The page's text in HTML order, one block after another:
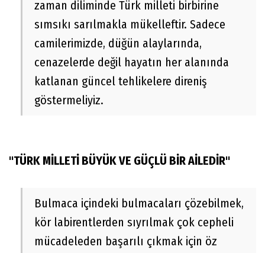
zaman diliminde Türk milleti birbirine
sımsıkı sarılmakla mükelleftir. Sadece
camilerimizde, düğün alaylarında,
cenazelerde değil hayatın her alanında
katlanan güncel tehlikelere direniş
göstermeliyiz.
"TÜRK MİLLETİ BÜYÜK VE GÜÇLÜ BİR AİLEDİR"
Bulmaca içindeki bulmacaları çözebilmek,
kör labirentlerden sıyrılmak çok cepheli
mücadeleden başarılı çıkmak için öz